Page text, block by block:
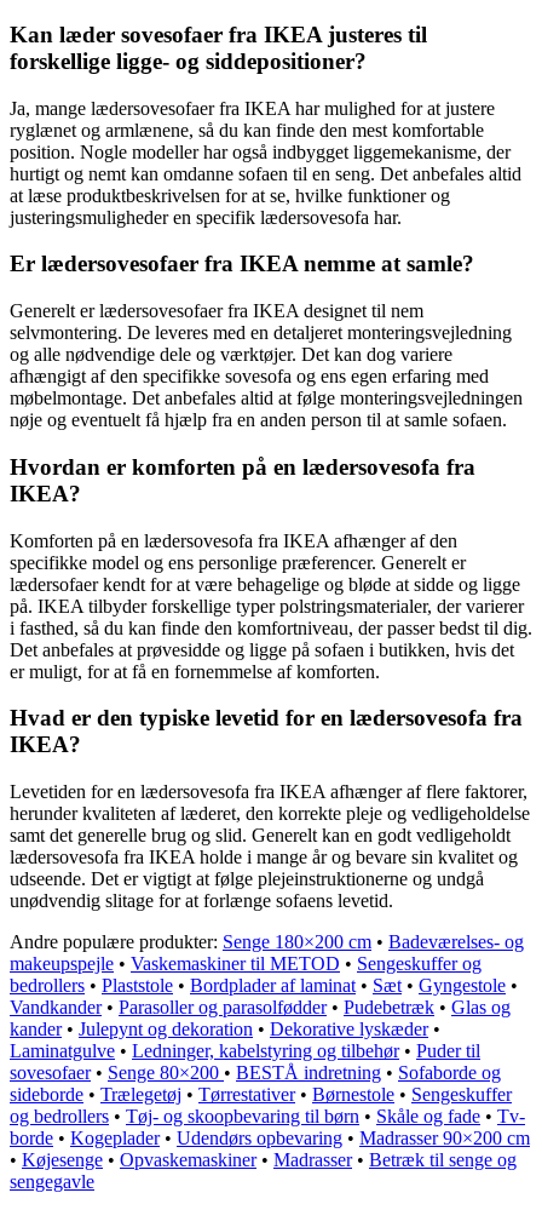
Kan læder sovesofaer fra IKEA justeres til
forskellige ligge- og siddepositioner?
Ja, mange lædersovesofaer fra IKEA har mulighed for at justere
ryglænet og armlænene, så du kan finde den mest komfortable
position. Nogle modeller har også indbygget liggemekanisme, der
hurtigt og nemt kan omdanne sofaen til en seng. Det anbefales altid
at læse produktbeskrivelsen for at se, hvilke funktioner og
justeringsmuligheder en specifik lædersovesofa har.
Er lædersovesofaer fra IKEA nemme at samle?
Generelt er lædersovesofaer fra IKEA designet til nem
selvmontering. De leveres med en detaljeret monteringsvejledning
og alle nødvendige dele og værktøjer. Det kan dog variere
afhængigt af den specifikke sovesofa og ens egen erfaring med
møbelmontage. Det anbefales altid at følge monteringsvejledningen
nøje og eventuelt få hjælp fra en anden person til at samle sofaen.
Hvordan er komforten på en lædersovesofa fra
IKEA?
Komforten på en lædersovesofa fra IKEA afhænger af den
specifikke model og ens personlige præferencer. Generelt er
lædersofaer kendt for at være behagelige og bløde at sidde og ligge
på. IKEA tilbyder forskellige typer polstringsmaterialer, der varierer
i fasthed, så du kan finde den komfortniveau, der passer bedst til dig.
Det anbefales at prøvesidde og ligge på sofaen i butikken, hvis det
er muligt, for at få en fornemmelse af komforten.
Hvad er den typiske levetid for en lædersovesofa fra
IKEA?
Levetiden for en lædersovesofa fra IKEA afhænger af flere faktorer,
herunder kvaliteten af læderet, den korrekte pleje og vedligeholdelse
samt det generelle brug og slid. Generelt kan en godt vedligeholdt
lædersovesofa fra IKEA holde i mange år og bevare sin kvalitet og
udseende. Det er vigtigt at følge plejeinstruktionerne og undgå
unødvendig slitage for at forlænge sofaens levetid.
Andre populære produkter: Senge 180×200 cm • Badeværelses- og
makeupspejle • Vaskemaskiner til METOD • Sengeskuffer og
bedrollers • Plaststole • Bordplader af laminat • Sæt • Gyngestole •
Vandkander• Parasoller og parasolfødder• Pudebetræk • Glas og
kander• Julepynt og dekoration • Dekorative lyskæder•
Laminatgulve • Ledninger, kabelstyring og tilbehør• Puder til
sovesofaer• Senge 80×200 • BESTÅ indretning • Sofaborde og
sideborde • Trælegetøj • Tørrestativer• Børnestole • Sengeskuffer
og bedrollers • Tøj- og skoopbevaring til børn • Skåle og fade • Tv-
borde • Kogeplader• Udendørs opbevaring • Madrasser 90×200 cm
• Køjesenge • Opvaskemaskiner• Madrasser• Betræk til senge og
sengegavle